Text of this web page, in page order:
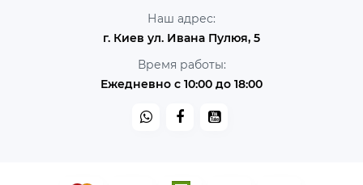
Наш адрес:
г. Киев ул. Ивана Пулюя, 5
Время работы:
Ежедневно с 10:00 до 18:00